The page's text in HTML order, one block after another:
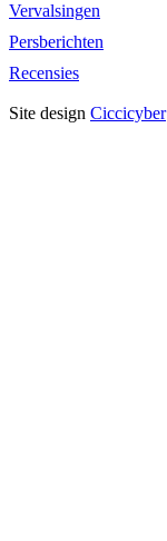
Vervalsingen
Persberichten
Recensies
Site design Ciccicyber